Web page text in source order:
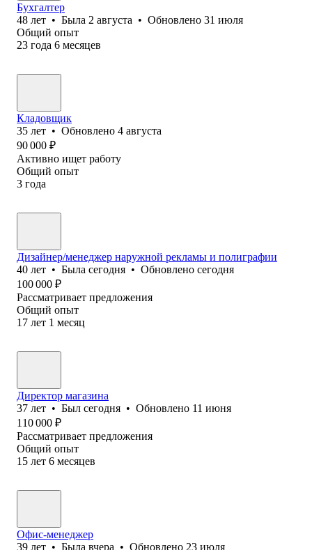
Бухгалтер
48 лет • Была 2 августа • Обновлено 31 июля
Общий опыт
23 года 6 месяцев
Кладовщик
35 лет • Обновлено 4 августа
90 000 ₽
Активно ищет работу
Общий опыт
3 года
Дизайнер/менеджер наружной рекламы и полиграфии
40 лет • Была сегодня • Обновлено сегодня
100 000 ₽
Рассматривает предложения
Общий опыт
17 лет 1 месяц
Директор магазина
37 лет • Был сегодня • Обновлено 11 июня
110 000 ₽
Рассматривает предложения
Общий опыт
15 лет 6 месяцев
Офис-менеджер
39 лет • Была вчера • Обновлено 23 июля